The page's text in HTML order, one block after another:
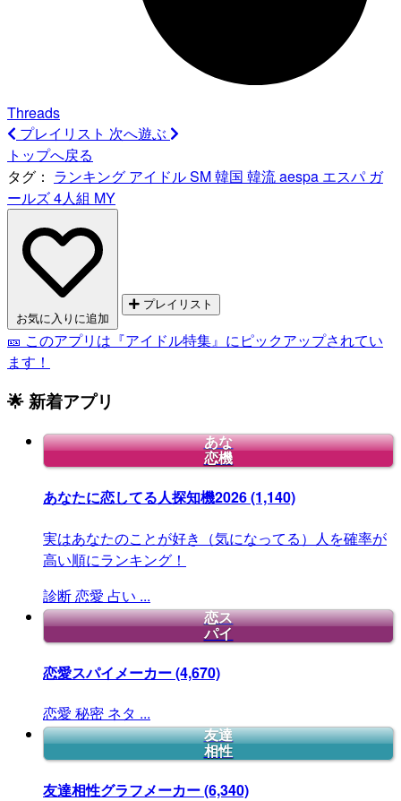
Threads
プレイリスト 次へ遊ぶ
トップへ戻る
タグ： ランキング アイドルSM韓国 韓流aespa エスパ ガ
ールズ4人組 MY
お気に入りに追加
プレイリスト
🎫 このアプリは『アイドル特集』にピックアップされてい
ます！
🌟 新着アプリ
あな
恋機
あなたに恋してる人探知機2026(1,140)
実はあなたのことが好き（気になってる）人を確率が
高い順にランキング！
診断恋愛 占い ...
恋ス
パイ
恋愛スパイメーカー(4,670)
恋愛 秘密 ネタ ...
友達
相性
友達相性グラフメーカー(6,340)